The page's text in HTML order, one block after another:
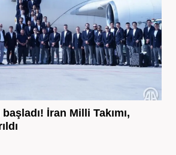
İran Milli Takımı,